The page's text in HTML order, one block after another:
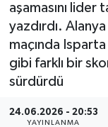
aşamasını lider
yazdırdı.
maçında
gibi farklı bir
sürdürdü
24.06.2026 - 20:53
YAYINLANMA
Turizm
E-Gazete
Son Dakika
Haber Arşivi